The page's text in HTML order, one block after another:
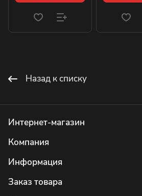
Назад к списку
Интернет-магазин
Компания
Информация
Заказ товара